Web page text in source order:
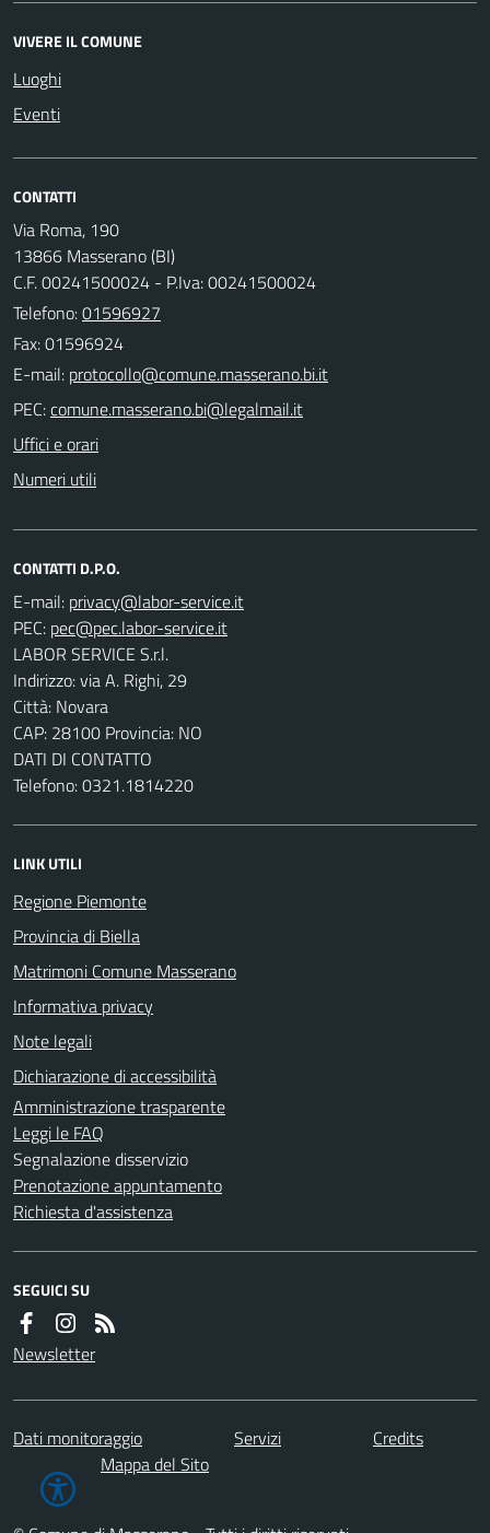
VIVERE IL COMUNE
Luoghi
Eventi
CONTATTI
Via Roma, 190
13866 Masserano (BI)
C.F. 00241500024 - P.Iva: 00241500024
Telefono:01596927
Fax: 01596924
E-mail:
PEC:
Uffici e orari
Numeri utili
CONTATTI D.P.O.
E-mail:
PEC:
LABOR SERVICE S.r.l.
Indirizzo: via A. Righi, 29
Città: Novara
CAP: 28100 Provincia: NO
DATI DI CONTATTO
Telefono: 0321.1814220
LINK UTILI
Regione Piemonte
Provincia di Biella
Matrimoni Comune Masserano
Informativa privacy
Note legali
Dichiarazione di accessibilità
Amministrazione trasparente
Leggi le FAQ
Segnalazione disservizio
Prenotazione appuntamento
Richiesta d'assistenza
SEGUICI SU
Newsletter
Dati monitoraggio Servizi
Credits
Mappa del Sito